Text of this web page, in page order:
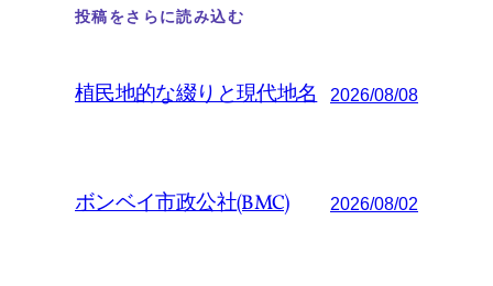
投稿をさらに読み込む
植民地的な綴りと現代地名 2026/08/08
ボンベイ市政公社(BMC) 2026/08/02